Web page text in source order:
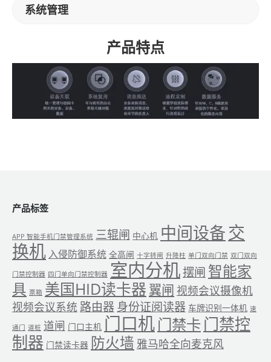
系统管理
产品特点
产品标签
APP 智能手机门禁管理系统 三辊闸 中心机 中间设备交
换机 入侵防御系统 全高闸 十字转闸 升降柱 单门双向门禁 双门双向
门禁控制器 四门单向门禁控制器 室内分机摆闸 智能家
具 票箱 美国HID读卡器 翼闸 视频会议摄像机
视频会议系统 路由器 身份证阅读器 车牌识别一体机 速
通门 道桩 道闸 门口主机 门口机门禁卡 门禁控
制器 门禁读卡器 防火墙 雅马哈全向麦克风